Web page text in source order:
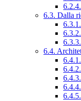
6.3. Dalla
6.4.